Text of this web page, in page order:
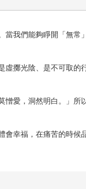
當我們能夠睜開「無常
擲光陰、是不可取的
愛，洞然明白。」所
幸福，在痛苦的時候